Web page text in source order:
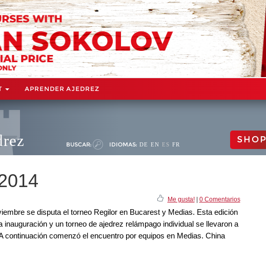
APRENDER AJEDREZ
BUSCAR: IDIOMAS: DE EN ES FR SHOP
Me gusta!| 0 Comentarios
se disputa el torneo Regilor en Bucarest y Medias. Esta edición
y un torneo de ajedrez relámpago individual se llevaron a
continuación comenzó el encuentro por equipos en Medias. China